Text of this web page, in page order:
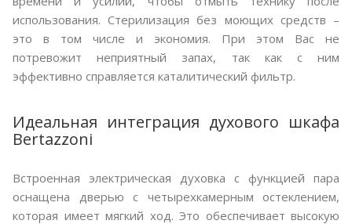
использования. Стерилизация без моющих средств –
это в том числе и экономия. При этом Вас не
потревожит неприятный запах, так как с ним
эффективно справляется каталитический фильтр.
Идеальная интеграция духового шкафа
Bertazzoni
Встроенная электрическая духовка с функцией пара
оснащена дверью с четырехкамерным остеклением,
которая имеет мягкий ход. Это обеспечивает высокую